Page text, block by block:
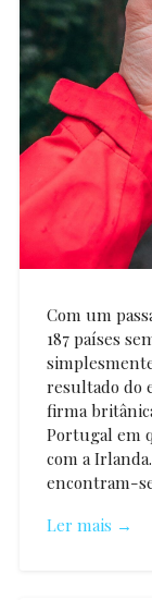
Com um
187 países
resultado do
firma
Portugal em
com a
encontram-se
Ler mais →